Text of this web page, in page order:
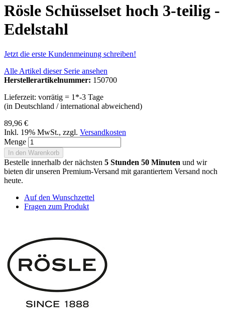
Rösle Schüsselset hoch 3-teilig -
Edelstahl
Jetzt die erste Kundenmeinung schreiben!
Alle Artikel dieser Serie ansehen
Herstellerartikelnummer: 150700
Lieferzeit: vorrätig = 1*-3 Tage
(in Deutschland / international abweichend)
89,96 €
Inkl. 19% MwSt., zzgl. Versandkosten
Menge
In den Warenkorb
Bestelle innerhalb der nächsten 5 Stunden 50 Minuten und wir
bieten dir unseren Premium-Versand mit garantiertem Versand noch
heute.
Auf den Wunschzettel
Fragen zum Produkt